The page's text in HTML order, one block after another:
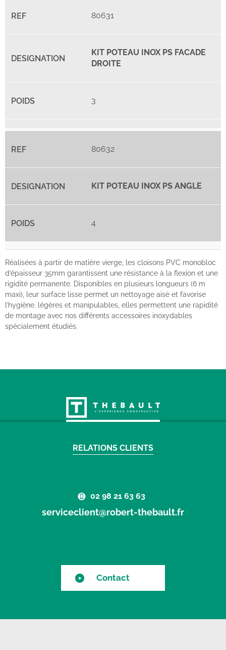
80631
KIT POTEAU INOX PS FACADE
DROITE
3
80632
KIT POTEAU INOX PS ANGLE
4
Réalisées à partir de matière vierge, les cloisons PVC monobloc
d’épaisseur 35mm garantissent une résistance à la flexion et une
rigidité permanente. Disponibles en plusieurs longueurs (6 m
maxi), leur surface lisse permet un nettoyage aisé et favorise
l’hygiène. légères et manipulables, elles permettent une rapidité
de montage avec nos différents accessoires inoxydables
spécialement étudiés.
RELATIONS CLIENTS
02 98 21 63 63
serviceclient@robert-thebault.fr
Contact